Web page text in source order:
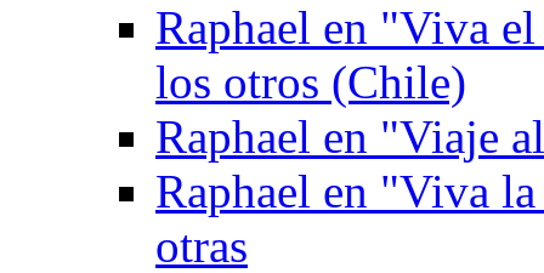
Raphael en "Viva
los otros (Chile)
Raphael en "Viaje
Raphael en "Viva
otras